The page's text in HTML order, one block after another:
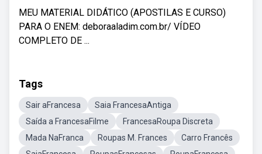
MEU MATERIAL DIDÁTICO (APOSTILAS E CURSO)
PARA O ENEM: deboraaladim.com.br/ VÍDEO
COMPLETO DE ...
Tags
Sair aFrancesa
Saia FrancesaAntiga
Saída a FrancesaFilme
FrancesaRoupa Discreta
Mada NaFranca
Roupas M. Frances
Carro Francês